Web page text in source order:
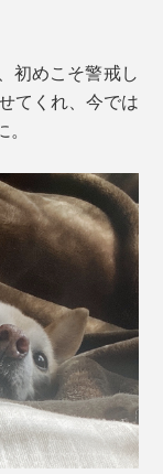
初めこそ警戒し
てくれ、今では